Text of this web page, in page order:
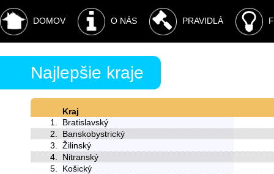
DOMOV O NÁS PRAVIDLÁ
Najlepšie kraje
Kraj
1.
Bratislavský
2.
Banskobystrický
3.
Žilinský
4.
Nitranský
5.
Košický